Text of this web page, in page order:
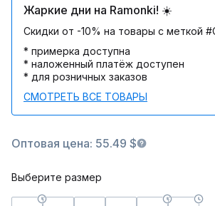
Жаркие дни на Ramonki! ☀️
Скидки от -10% на товары с меткой
* примерка доступна
* наложенный платёж доступен
* для розничных заказов
СМОТРЕТЬ ВСЕ ТОВАРЫ
Оптовая цена: 55.49 $
Выберите размер